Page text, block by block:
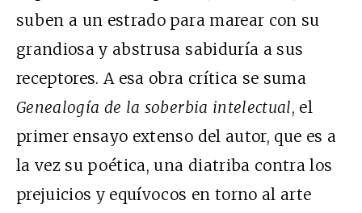
suben a un estrado para marear con su
grandiosa y abstrusa sabiduría a sus
receptores. A esa obra crítica se suma
Genealogía de la soberbia intelectual, el
primer ensayo extenso del autor, que es a
la vez su poética, una diatriba contra los
prejuicios y equívocos en torno al arte